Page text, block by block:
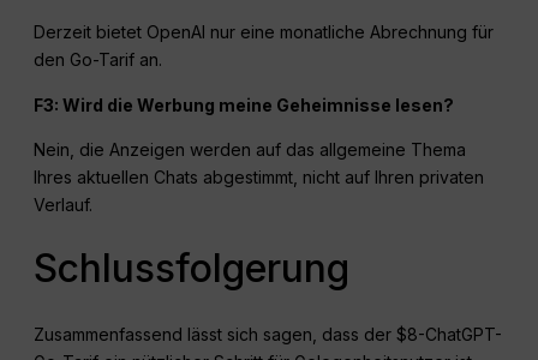
Derzeit bietet OpenAI nur eine monatliche Abrechnung für
den Go-Tarif an.
F3: Wird die Werbung meine Geheimnisse lesen?
Nein, die Anzeigen werden auf das allgemeine Thema
Ihres aktuellen Chats abgestimmt, nicht auf Ihren privaten
Verlauf.
Schlussfolgerung
Zusammenfassend lässt sich sagen, dass der $8-ChatGPT-